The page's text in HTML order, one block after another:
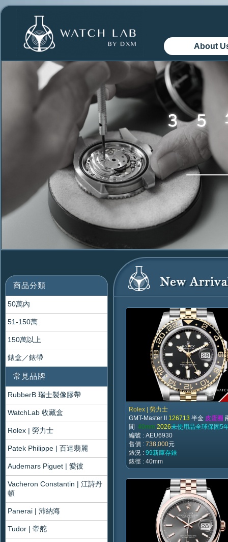
About
商品分類
50萬內
51-150萬
150萬以上
錶盒／錶帶
常見品牌
RubberB 瑞士製像膠帶
WatchLab 收藏盒
Rolex | 勞力士
Patek Philippe | 百達翡麗
Audemars Piguet | 愛彼
Vacheron Constantin | 江詩丹
頓
Panerai | 沛納海
Tudor | 帝舵
Rolex | 勞力士
GMT-Master II 126713 半金 皮蛋圈
間 40mm 2026未使用品全球保固5
編號 : AEU6930
售價 : 738,000元
錶況 : 99新庫存錶
錶徑 : 40mm